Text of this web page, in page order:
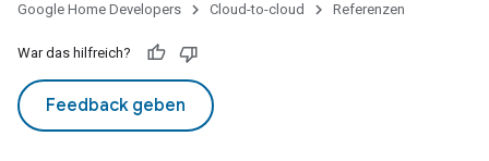
Google Home Developers Cloud-to-cloud Referenzen
War das hilfreich?
Feedback geben